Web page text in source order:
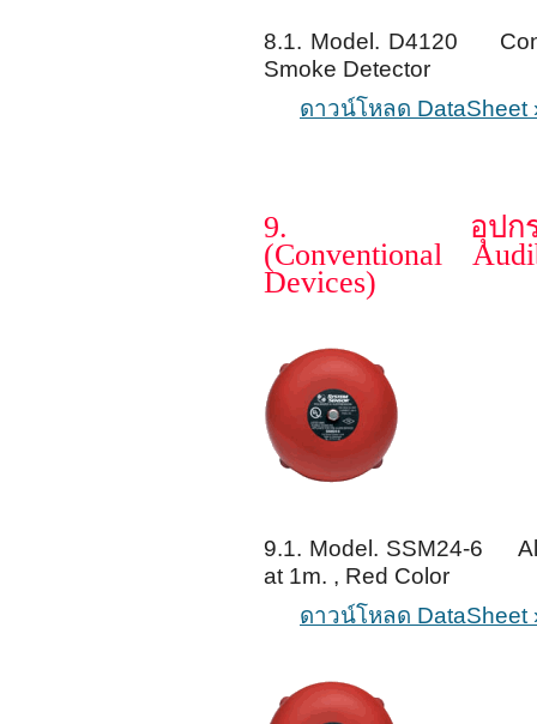
8.1. Model. D4120
Smoke Detector
ดาวน์โหลด DataSheet
9. อุปกรณ์ส่งสั
(Conventional
Devices)
9.1. Model. SSM24-6
at 1m. , Red Color
ดาวน์โหลด DataSheet